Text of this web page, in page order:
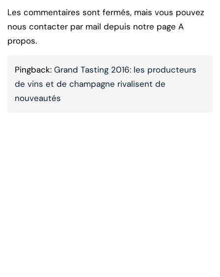
Les commentaires sont fermés, mais vous pouvez
nous contacter par mail depuis notre page A
propos.
Pingback: Grand Tasting 2016: les producteurs
de vins et de champagne rivalisent de
nouveautés